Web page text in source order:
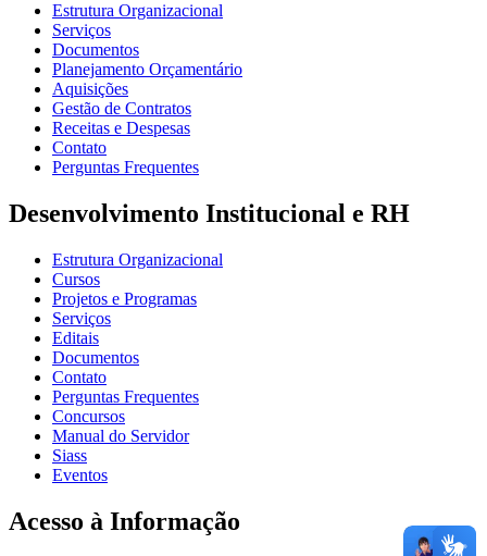
Estrutura Organizacional
Serviços
Documentos
Planejamento Orçamentário
Aquisições
Gestão de Contratos
Receitas e Despesas
Contato
Perguntas Frequentes
Desenvolvimento Institucional e RH
Estrutura Organizacional
Cursos
Projetos e Programas
Serviços
Editais
Documentos
Contato
Perguntas Frequentes
Concursos
Manual do Servidor
Siass
Eventos
Acesso à Informação